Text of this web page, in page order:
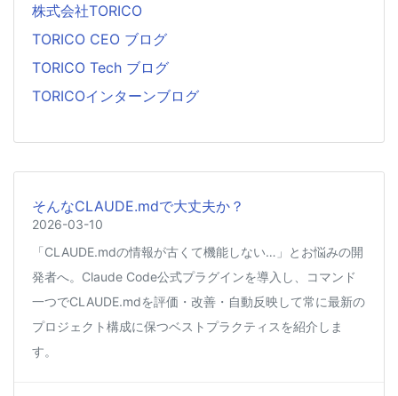
株式会社TORICO
TORICO CEO ブログ
TORICO Tech ブログ
TORICOインターンブログ
そんなCLAUDE.mdで大丈夫か？
2026-03-10
「CLAUDE.mdの情報が古くて機能しない…」とお悩みの開
発者へ。Claude Code公式プラグインを導入し、コマンド
一つでCLAUDE.mdを評価・改善・自動反映して常に最新の
プロジェクト構成に保つベストプラクティスを紹介しま
す。